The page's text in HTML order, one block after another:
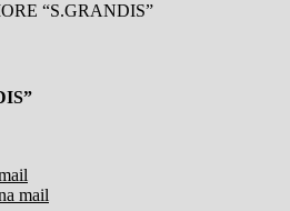
“S.GRANDIS”
mail